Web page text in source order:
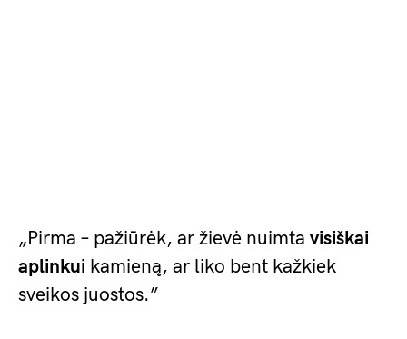
„Pirma – pažiūrėk, ar žievė nuimta visiškai
aplinkui kamieną, ar liko bent kažkiek
sveikos juostos.”